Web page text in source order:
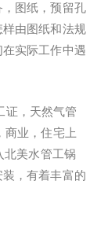
图纸，预留孔
由图纸和法规
实际工作中遇
证，天然气管
商业，住宅上
北美水管工锅
，有着丰富的